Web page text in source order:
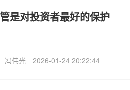
是对投资者最好的保护
冯伟光 2026-01-24 20:22:44